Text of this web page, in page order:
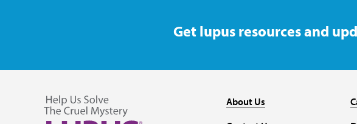
Get lupus resources and
About Us